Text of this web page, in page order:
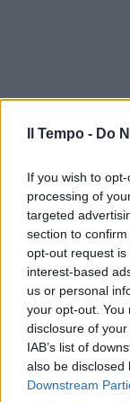
Il Tempo - Do
If you wish to
processing of
targeted
section to
opt-out request
interest-based
us or personal
your opt-out. You
disclosure of
IAB’s list of
also be disclosed
Downstream